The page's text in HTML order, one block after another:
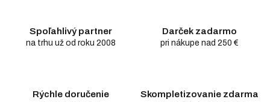
Spoľahlivý partner
na trhu už od roku 2008
Darček zadarmo
pri nákupe nad 250 €
Rýchle doručenie Skompletizovanie zdarma